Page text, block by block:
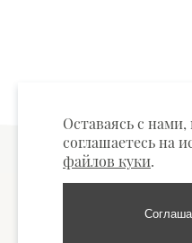
Оставаясь с
соглашаетесь на
файлов куки.